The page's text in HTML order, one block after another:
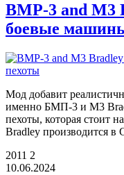
BMP-3 and M3
боевые
Мод добавит
именно БМП-3 и М3
пехоты, которая стоит
Bradley производится
2011 2
10.06.2024